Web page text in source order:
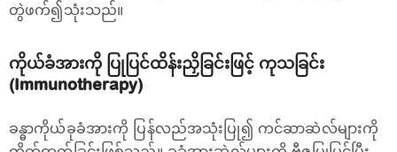
တွဲဖက်၍သုံးသည်။
ကိုယ်ခံအားကို ပြုပြင်ထိန်းညှိခြင်းဖြင့် ကုသခြင်း
(Immunotherapy)
ခန္ဓာကိုယ်ခုခံအားကို ပြန်လည်အသုံးပြု၍ ကင်ဆာဆဲလ်များကို